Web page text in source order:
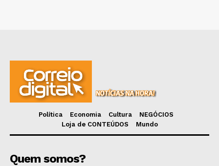
Política Economia Cultura
NEGÓCIOS
Loja de CONTEÚDOS
Mundo
Quem somos?